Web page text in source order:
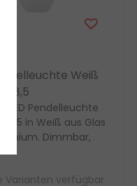
Weiß
18,5
LED Pendelleuchte
18,5 in Weiß aus Glas
Dimmbar,
E27-Fassung
Varianten verfügbar